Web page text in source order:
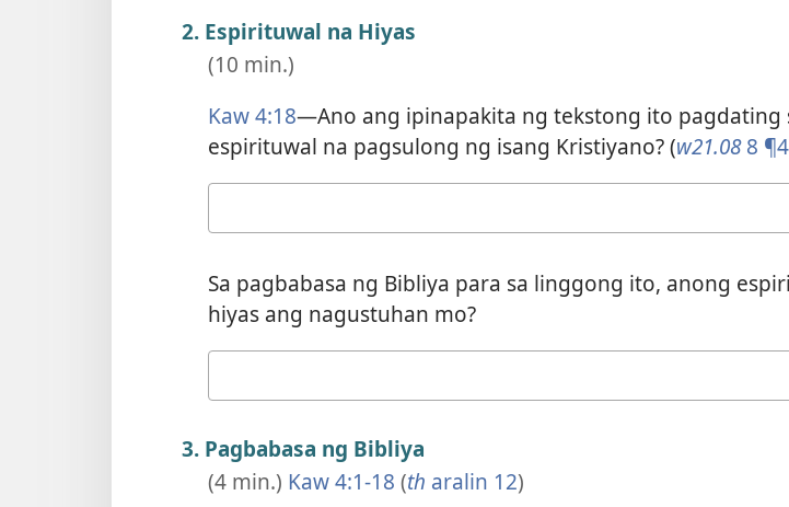
2. Espirituwal na Hiyas
(10 min.)
Kaw 4:18—Ano ang ipinapakita ng tekstong ito pagdating
espirituwal na pagsulong ng isang Kristiyano? (w21.088 ¶4
sagot
Sa pagbabasa ng Bibliya para sa linggong ito, anong
hiyas ang nagustuhan mo?
sagot
3. Pagbabasa ng Bibliya
(4 min.) Kaw 4:1-18 (th aralin 12)